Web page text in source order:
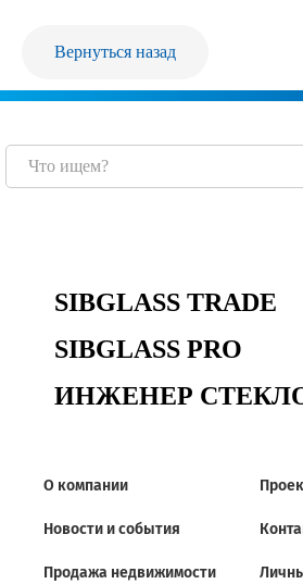
Вернуться назад
SIBGLASS TRADE
SIBGLASS PRO
ИНЖЕНЕР
О компании
Новости и события
Продажа недвижимости